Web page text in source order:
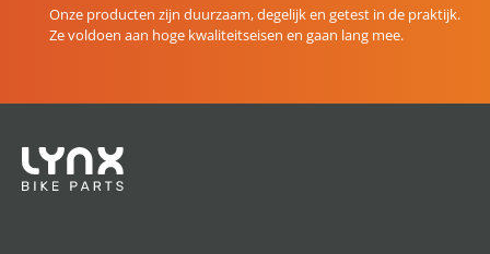
Onze producten zijn duurzaam, degelijk en getest in de praktijk.
Ze voldoen aan hoge kwaliteitseisen en gaan lang mee.